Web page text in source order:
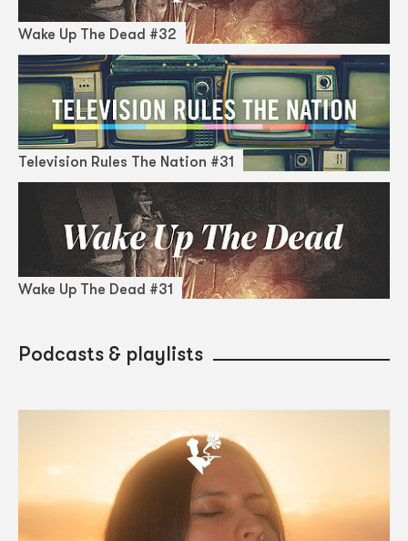
Wake Up The Dead #32
Television Rules The Nation #31
Wake Up The Dead #31
Podcasts & playlists